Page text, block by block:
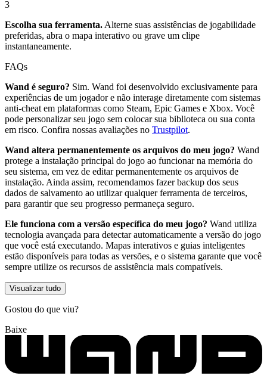
3
Escolha sua ferramenta. Alterne suas assistências de jogabilidade
preferidas, abra o mapa interativo ou grave um clipe
instantaneamente.
FAQs
Wand é seguro? Sim. Wand foi desenvolvido exclusivamente para
experiências de um jogador e não interage diretamente com sistemas
anti-cheat em plataformas como Steam, Epic Games e Xbox. Você
pode personalizar seu jogo sem colocar sua biblioteca ou sua conta
em risco. Confira nossas avaliações no Trustpilot.
Wand altera permanentemente os arquivos do meu jogo? Wand
protege a instalação principal do jogo ao funcionar na memória do
seu sistema, em vez de editar permanentemente os arquivos de
instalação. Ainda assim, recomendamos fazer backup dos seus
dados de salvamento ao utilizar qualquer ferramenta de terceiros,
para garantir que seu progresso permaneça seguro.
Ele funciona com a versão específica do meu jogo? Wand utiliza
tecnologia avançada para detectar automaticamente a versão do jogo
que você está executando. Mapas interativos e guias inteligentes
estão disponíveis para todas as versões, e o sistema garante que você
sempre utilize os recursos de assistência mais compatíveis.
Visualizar tudo
Gostou do que viu?
Baixe